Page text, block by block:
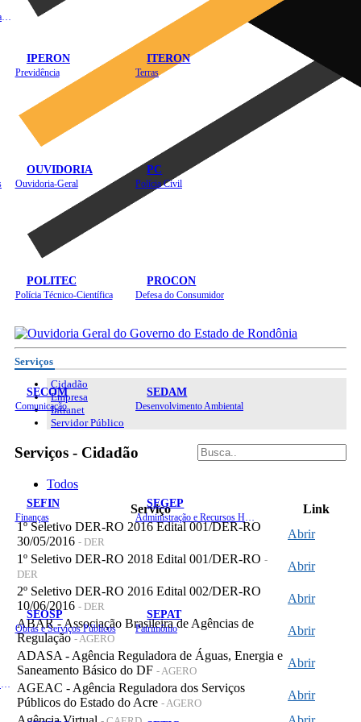
IPERON
Previdência
ITERON
Terras
OUVIDORIA
Ouvidoria-Geral
PC
Polícia Civil
POLITEC
Polícia Técnico-Científica
PROCON
Defesa do Consumidor
SECOM
Comunicação
SEDAM
Desenvolvimento Ambiental
SEFIN
Finanças
SEGEP
SEOSP
Obras e Serviços Públicos
SEPAT
Patrimônio
Serviços
Cidadão
Empresa
Intranet
Servidor Público
Serviços - Cidadão
Todos
Serviço
Link
1º Seletivo DER-RO 2016 Edital 001/DER-RO
30/05/2016 - DER
Abrir
1º Seletivo DER-RO 2018 Edital 001/DER-RO -
DER
Abrir
2º Seletivo DER-RO 2016 Edital 002/DER-RO
10/06/2016 - DER
Abrir
ABAR - Associação Brasileira de Agências de
Regulação- AGERO
Abrir
ADASA - Agência Reguladora de Águas, Energia e
Saneamento Básico do DF - AGERO
Abrir
AGEAC - Agência Reguladora dos Serviços
Públicos do Estado do Acre - AGERO
Abrir